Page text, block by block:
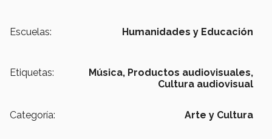
Escuelas: Humanidades y Educación
Etiquetas: Música, Productos audiovisuales,
Cultura audiovisual
Categoría: Arte y Cultura